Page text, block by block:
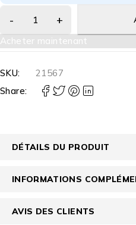
Acheter maintenant
SKU:
21567
Share:
DÉTAILS DU PRODUIT
INFORMATIONS
AVIS DES CLIENTS